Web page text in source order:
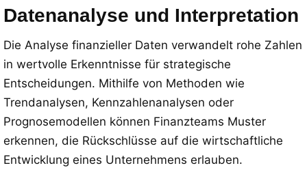
Datenanalyse und Interpretation
Die Analyse finanzieller Daten verwandelt rohe Zahlen
in wertvolle Erkenntnisse für strategische
Entscheidungen. Mithilfe von Methoden wie
Trendanalysen, Kennzahlenanalysen oder
Prognosemodellen können Finanzteams Muster
erkennen, die Rückschlüsse auf die wirtschaftliche
Entwicklung eines Unternehmens erlauben.